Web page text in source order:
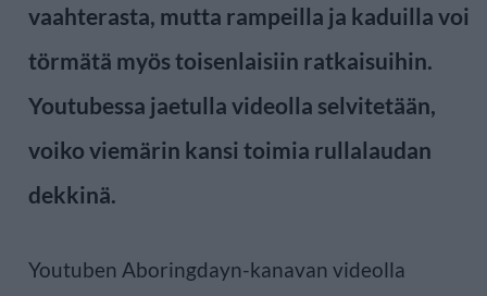
vaahterasta, mutta rampeilla ja kaduilla voi
törmätä myös toisenlaisiin ratkaisuihin.
Youtubessa jaetulla videolla selvitetään,
voiko viemärin kansi toimia rullalaudan
dekkinä.
Youtuben Aboringdayn-kanavan videolla